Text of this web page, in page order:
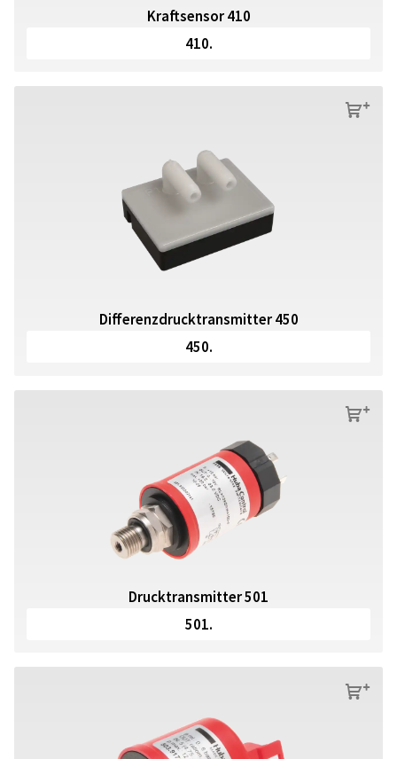
Kraftsensor 410
410.
s
Differenzdrucktransmitter 450
450.
s
Drucktransmitter 501
501.
s